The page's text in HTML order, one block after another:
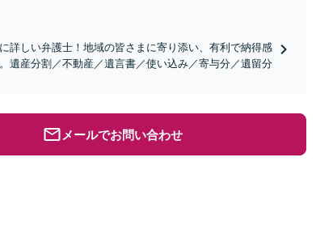
詳しい弁護士！地域の皆さまに寄り添い、有利で納得感
遺産分割／不動産／遺言書／使い込み／寄与分／遺留分
メールでお問い合わせ